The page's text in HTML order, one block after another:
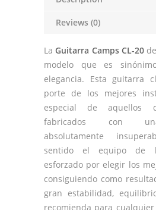
Reviews (0)
La Guitarra Camps CL-20
modelo que es
elegancia. Esta guitarra
porte de los mejores
especial de aquellos
fabricados con
absolutamente
sentido el equipo de
esforzado por elegir los
consiguiendo como
gran estabilidad,
recomienda para